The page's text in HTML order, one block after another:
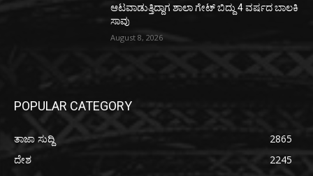
ಆಟವಾಡುತ್ತಿದ್ದಾಗ ಶಾಲಾ ಗೇಟ್‌ ಬಿದ್ದು 4 ವರ್ಷದ ಬಾಲಕಿ
ಸಾವು
August 8, 2026
POPULAR CATEGORY
ತಾಜಾ ಸುದ್ದಿ
2865
ದೇಶ
2245